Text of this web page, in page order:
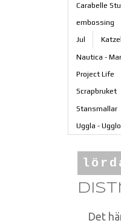
Carabelle
embossing
Jul
Nautica -
Project Life
Scrapbruket
Stansmallar
Uggla -
Det